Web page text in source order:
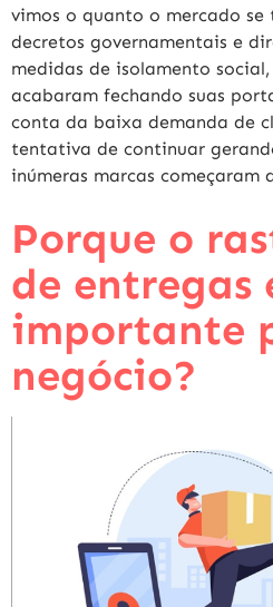
vimos o quanto o mercado se
decretos governamentais e
medidas de isolamento
acabaram fechando suas
conta da baixa demanda de
tentativa de continuar
inúmeras marcas começaram
Porque o
de entregas
importante
negócio?